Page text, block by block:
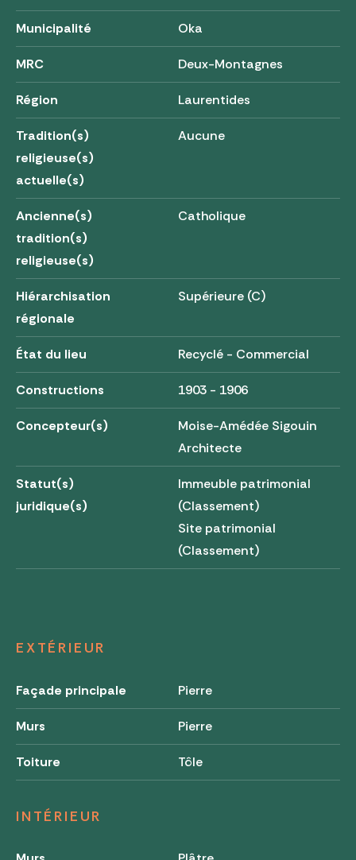
Municipalité Oka
MRC Deux-Montagnes
Région Laurentides
Tradition(s)
religieuse(s)
actuelle(s)
Aucune
Ancienne(s)
tradition(s)
religieuse(s)
Catholique
Hiérarchisation
régionale
Supérieure (C)
État du lieu Recyclé - Commercial
Constructions 1903 - 1906
Concepteur(s)
Moise-Amédée Sigouin
Architecte
Statut(s)
juridique(s)
Immeuble patrimonial
(Classement)
Site patrimonial
(Classement)
EXTÉRIEUR
Façade principale Pierre
Murs Pierre
Toiture Tôle
INTÉRIEUR